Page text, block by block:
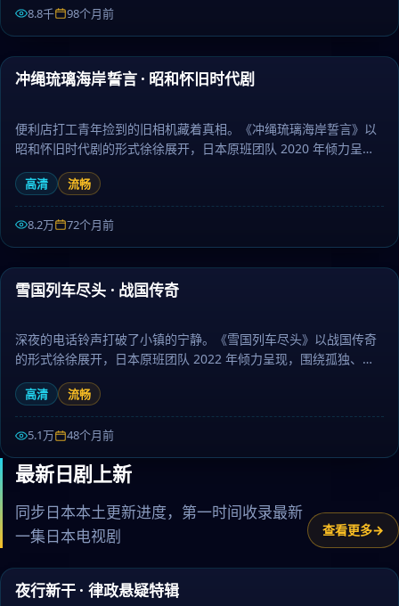
8.8千 98个月前
精选
99:58
冲绳琉璃海岸誓言 · 昭和怀旧时代剧
便利店打工青年捡到的旧相机藏着真相。《冲绳琉璃海岸誓言》以
昭和怀旧时代剧的形式徐徐展开，日本原班团队 2020 年倾力呈
情感真挚动人。日剧大全提供高清完整版日本电视剧免费在线观
看。
高清 流畅
8.2万 72个月前
精选
99:46
雪国列车尽头 · 战国传奇
深夜的电话铃声打破了小镇的宁静。《雪国列车尽头》以战国传奇
的形式徐徐展开，日本原班团队 2022 年倾力呈现，围绕孤独、陪
伴与勇气层层推进，作为动漫题材，人物刻画立体、台词余韵悠
长。日剧大全提供高清完整版日本电视剧免费在线观看。
高清 流畅
5.1万 48个月前
最新日剧上新
同步日本本土更新进度，第一时间收录最新
一集日本电视剧
查看更多
最新
52:29
夜行新干 · 律政悬疑特辑